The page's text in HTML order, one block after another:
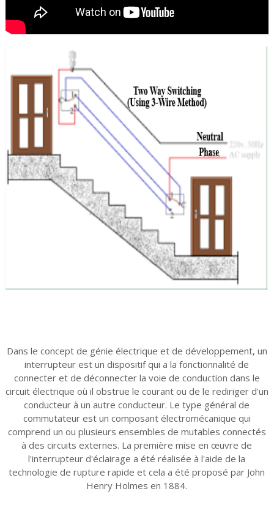
Dans le concept de génie électrique et de développement, un
interrupteur est un dispositif qui a la fonctionnalité de
connecter et de déconnecter la voie de conduction dans le
circuit électrique où il obstrue le courant ou de le rediriger d'un
conducteur à un autre conducteur. Le type général de
commutateur est un composant électromécanique qui
comprend un ou plusieurs ensembles de mutables connectés
à des circuits externes. La première mise en œuvre de
l'interrupteur d'éclairage a été réalisée à l'aide de la
technologie de rupture rapide et cela a été proposé par John
Henry Holmes en 1884.